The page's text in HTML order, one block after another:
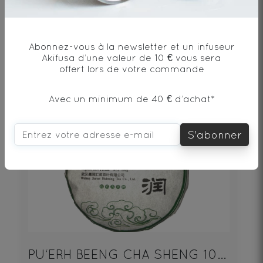
100€
PU‘ERH BEENG CHA SHENG 100g
Abonnez-vous à la newsletter et un infuseur
Akifusa d’une valeur de 10 € vous sera
offert lors de votre commande
Avec un minimum de 40 € d’achat*
S'abonner